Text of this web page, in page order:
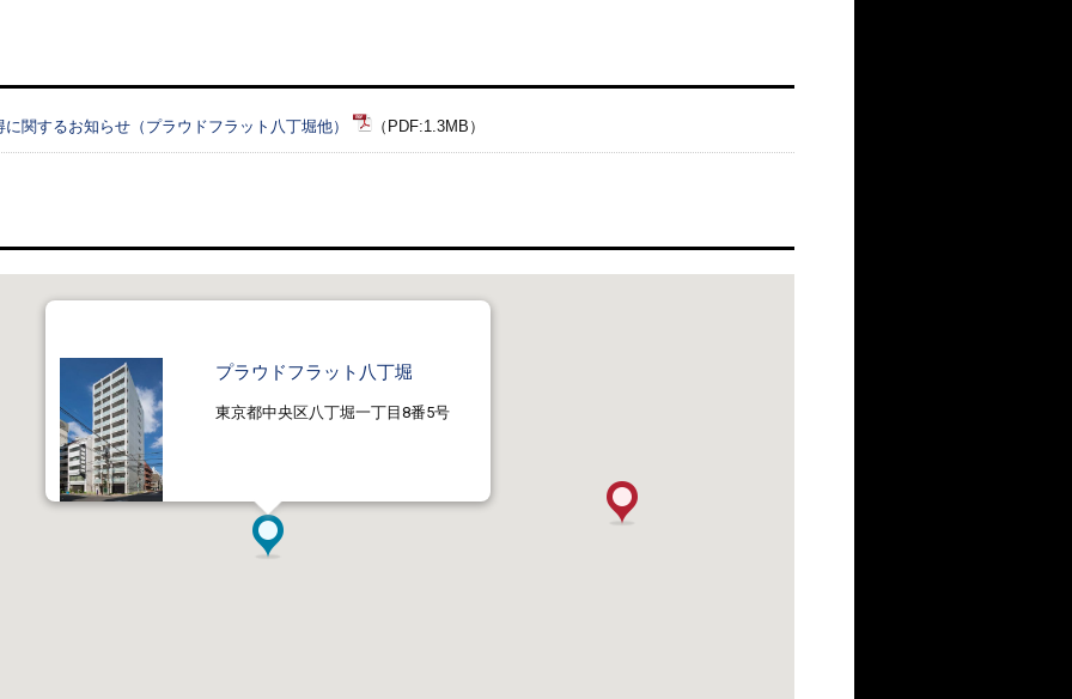
に関するお知らせ（プラウドフラット八丁堀他） （PDF:1.3MB）
プラウドフラット八丁堀
東京都中央区八丁堀一丁目8番5号